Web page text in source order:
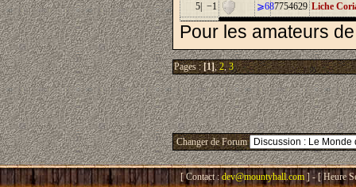
5| −1 ⩾687754629 Liche
Pour les amateurs
Pages :[1],2,3
Changer de Forum
[ Contact : dev@mountyhall.com ] - [ Heure